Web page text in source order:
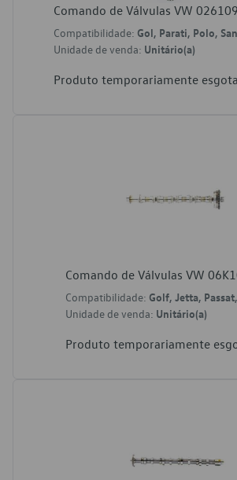
Comando de Válvulas VW
Compatibilidade: Gol, Parati, Polo,
Unidade de venda: Unitário(a)
Produto temporariamente
Comando de Válvulas VW
Compatibilidade: Golf, Jetta,
Unidade de venda: Unitário(a)
Produto temporariamente